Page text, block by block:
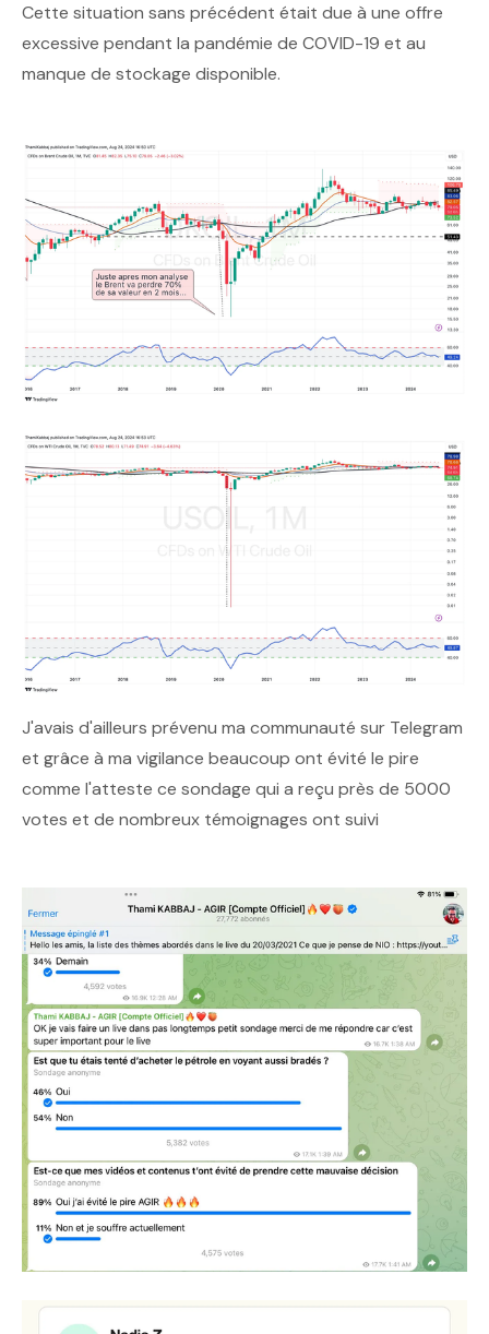
Cette situation sans précédent était due à une offre
excessive pendant la pandémie de COVID-19 et au
manque de stockage disponible.
J'avais d'ailleurs prévenu ma communauté sur Telegram
et grâce à ma vigilance beaucoup ont évité le pire
comme l'atteste ce sondage qui a reçu près de 5000
votes et de nombreux témoignages ont suivi